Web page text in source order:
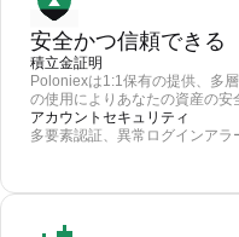
安全かつ信頼できる
積立金証明
Poloniexは1:1保有の提供、多
の使用によりあなたの資産の安
アカウントセキュリティ
多要素認証、異常ログインア